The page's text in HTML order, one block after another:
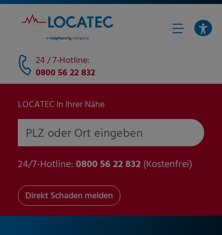
24 / 7-Hotline:
0800 56 22 832
LOCATEC In Ihrer Nähe
PLZ oder Ort eingeben
24/7-Hotline:0800 56 22 832(Kostenfrei)
Direkt Schaden melden